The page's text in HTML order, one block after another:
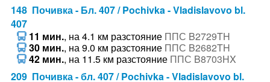
148 Почивка - Бл. 407 / Pochivka - Vladislavovo bl.
407
11 мин., на 4.1 км разстояние ППС B2729TH
30 мин., на 9.0 км разстояние ППС B2682TH
42 мин., на 11.5 км разстояние ППС B8703HX
209 Почивка - бл. 407 / Pochivka - Vladislavovo bl.